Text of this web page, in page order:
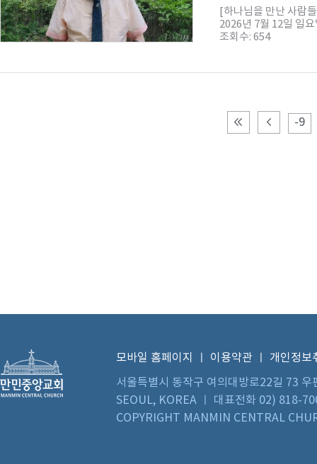
[하나님을 만난 사람
2026년 7월 12일 일요
조회수: 654
-9
모바일 홈페이지 이용약관
개인정보
서울특별시 동작구 여의대방로22길 73
SEOUL, KOREA ㅣ 대표전화 02) 818-
COPYRIGHT MANMIN CENTRAL